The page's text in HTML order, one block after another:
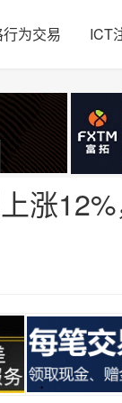
为交易 ICT
涨